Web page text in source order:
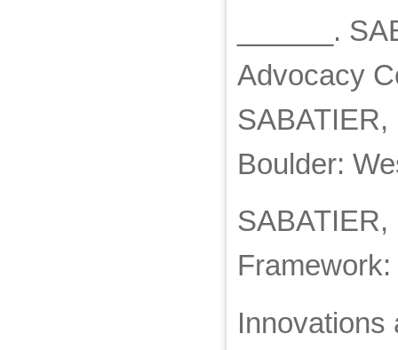
______.
Advocacy
Boulder:
SABATIER,
Framework:
Innovations